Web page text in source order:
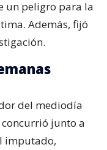
un peligro para la
Además, fijó
del mediodía
junto a
imputado,